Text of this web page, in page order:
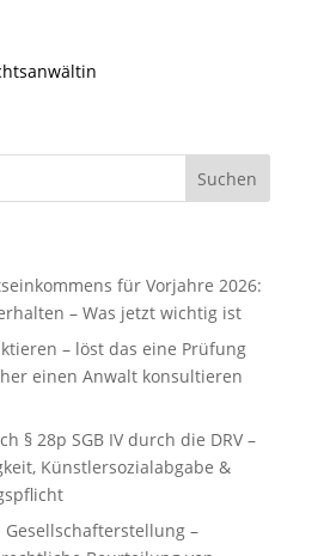
für Vorjahre 2026:
– Was jetzt wichtig ist
– löst das eine Prüfung
einen Anwalt konsultieren
§ 28p SGB IV durch die DRV –
Künstlersozialabgabe &
Gesellschafterstellung –